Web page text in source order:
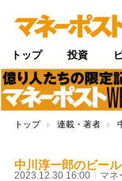
トップ 投資
トップ 連載・著者
中川淳一郎のビー
2023.12.30 16:00 マネ